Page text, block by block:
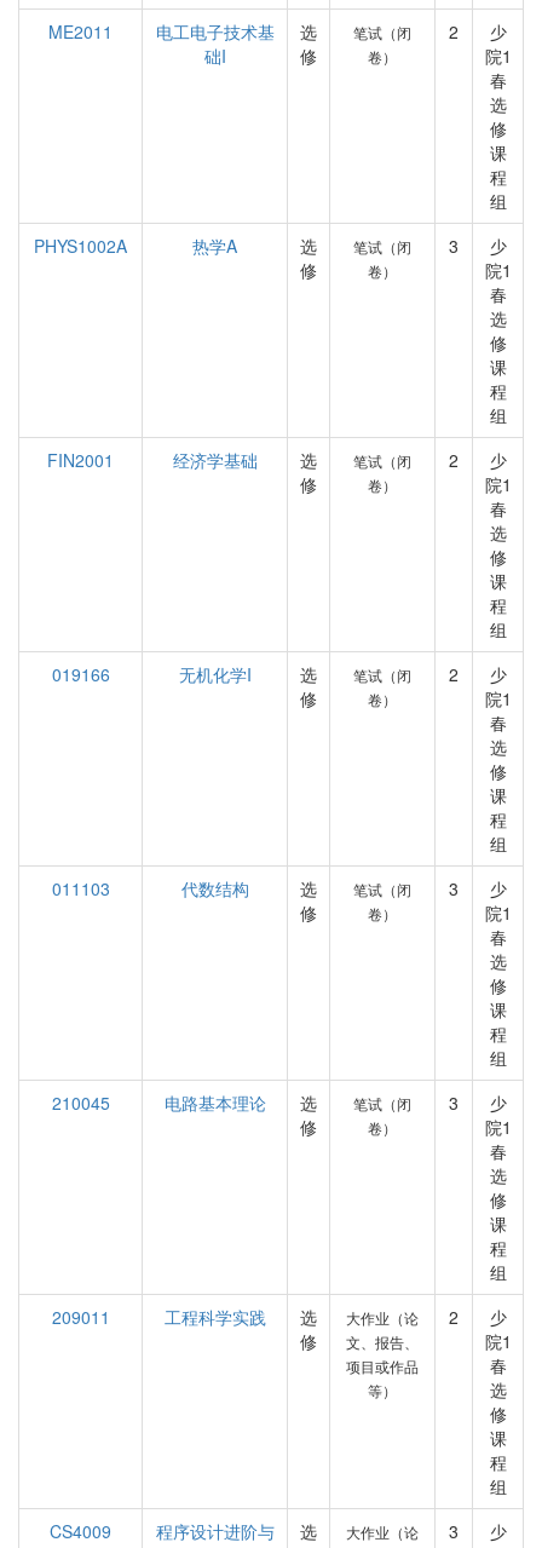
ME2011
电工电子技术基
础I
选
修
笔试（闭
卷）
2
少
院1
春
选
修
课
程
组
PHYS1002A
热学A
选
修
笔试（闭
卷）
3
少
院1
春
选
修
课
程
组
FIN2001
经济学基础
选
修
笔试（闭
卷）
2
少
院1
春
选
修
课
程
组
019166
无机化学I
选
修
笔试（闭
卷）
2
少
院1
春
选
修
课
程
组
011103
代数结构
选
修
笔试（闭
卷）
3
少
院1
春
选
修
课
程
组
210045
电路基本理论
选
修
笔试（闭
卷）
3
少
院1
春
选
修
课
程
组
209011
工程科学实践
选
修
大作业（论
文、报告、
项目或作品
等）
2
少
院1
春
选
修
课
程
组
CS4009
程序设计进阶与
选
大作业（论
3
少